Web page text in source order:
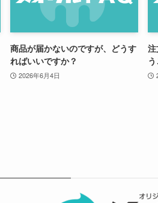
商品が届かないのですが、どうす
ればいいですか？
2026年6月4日